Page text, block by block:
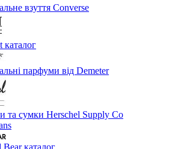
взуття Converse
каталог
парфуми від Demeter
та сумки Herschel Supply Co
Bear каталог